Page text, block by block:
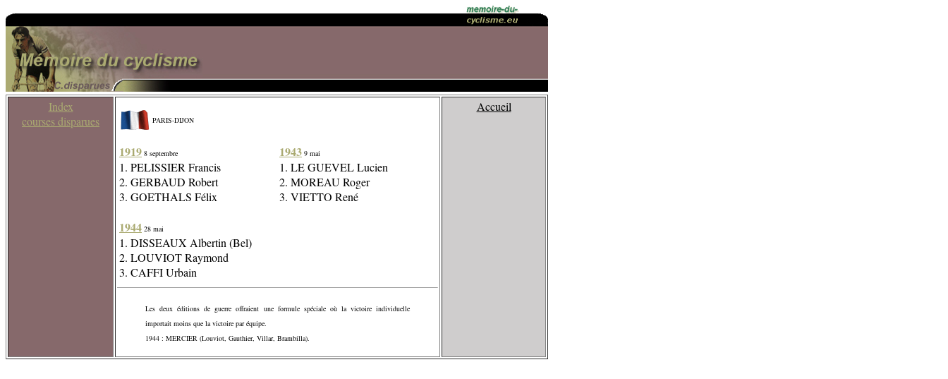
Index
courses disparues
PARIS-DIJON
1919 8 septembre
1. PELISSIER Francis
2. GERBAUD Robert
3. GOETHALS Félix
1944 28 mai
1. DISSEAUX Albertin (Bel)
2. LOUVIOT Raymond
3. CAFFI Urbain
1943 9 mai
1. LE GUEVEL Lucien
2. MOREAU Roger
3. VIETTO René
Les deux éditions de guerre offraient une formule spéciale où la victoire individuelle
importait moins que la victoire par équipe.
1944 : MERCIER (Louviot, Gauthier, Villar, Brambilla).
Accueil